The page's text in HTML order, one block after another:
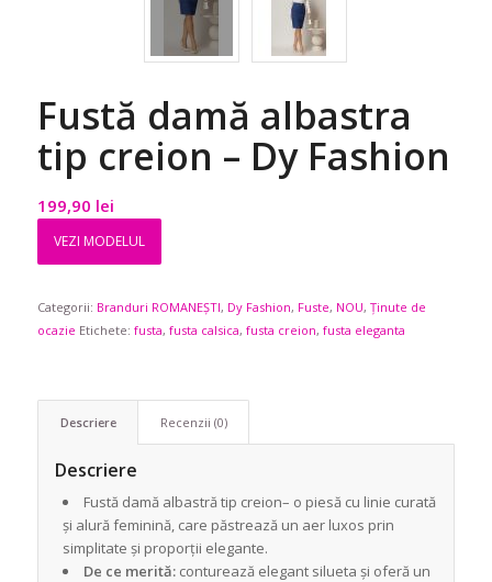
Fustă damă albastra
tip creion – Dy Fashion
199,90 lei
VEZI MODELUL
Categorii: Branduri ROMANEȘTI, Dy Fashion, Fuste, NOU, Ținute de
ocazie Etichete: fusta, fusta calsica, fusta creion, fusta eleganta
Descriere Recenzii (0)
Descriere
Fustă damă albastră tip creion– o piesă cu linie curată
și alură feminină, care păstrează un aer luxos prin
simplitate și proporții elegante.
De ce merită:conturează elegant silueta și oferă un